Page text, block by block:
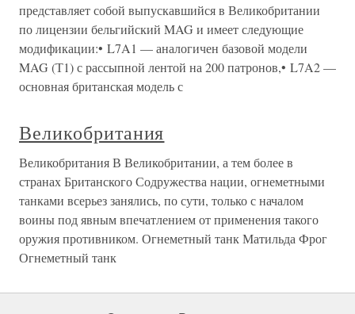
представляет собой выпускавшийся в Великобритании
по лицензии бельгийский MAG и имеет следующие
модификации:• L7A1 — аналогичен базовой модели
MAG (Т1) с рассыпной лентой на 200 патронов,• L7A2 —
основная британская модель с
Великобритания
Великобритания В Великобритании, а тем более в
странах Британского Содружества нации, огнеметными
танками всерьез занялись, по сути, только с началом
воины под явным впечатлением от применения такого
оружия противником. Огнеметный танк Матильда Фрог
Огнеметный танк